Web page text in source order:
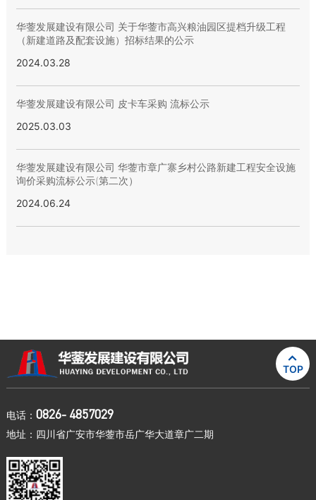
华蓥发展建设有限公司 关于华蓥市高兴粮油园区提档升级工程
（新建道路及配套设施）招标结果的公示
2024.03.28
华蓥发展建设有限公司 皮卡车采购 流标公示
2025.03.03
华蓥发展建设有限公司 华蓥市章广寨乡村公路新建工程安全设施
询价采购流标公示(第二次）
2024.06.24

TOP
电话： 0826- 4857029
地址：四川省广安市华蓥市岳广华大道章广二期